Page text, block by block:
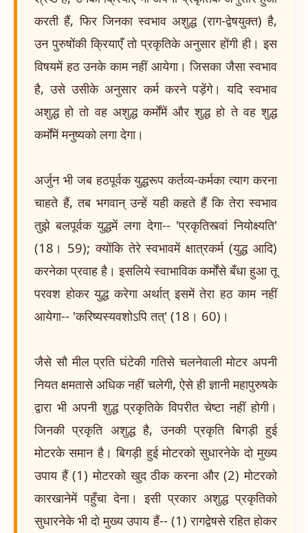
करती हैं, फिर जिनका स्वभाव अशुद्ध (राग-द्वेषयुक्त) है,
उन पुरुषोंकी क्रियाएँ तो प्रकृतिके अनुसार होंगी ही। इस
विषयमें हठ उनके काम नहीं आयेगा। जिसका जैसा स्वभाव
है, उसे उसीके अनुसार कर्म करने पड़ेंगे। यदि स्वभाव
अशुद्ध हो तो वह अशुद्ध कर्मोंमें और शुद्ध हो ते वह शुद्ध
कर्मोंमें मनुष्यको लगा देगा।
अर्जुन भी जब हठपूर्वक युद्धरूप कर्तव्य-कर्मका त्याग करना
चाहते हैं, तब भगवान् उन्हें यही कहते हैं कि तेरा स्वभाव
तुझे बलपूर्वक युद्धमें लगा देगा-- 'प्रकृतिस्त्वां नियोक्ष्यति'
(18। 59); क्योंकि तेरे स्वभावमें क्षात्रकर्म (युद्ध आदि)
करनेका प्रवाह है। इसलिये स्वाभाविक कर्मोंसे बँधा हुआ तू
परवश होकर युद्ध करेगा अर्थात् इसमें तेरा हठ काम नहीं
आयेगा-- 'करिष्यस्यवशोऽपि तत्' (18। 60)।
जैसे सौ मील प्रति घंटेकी गतिसे चलनेवाली मोटर अपनी
नियत क्षमतासे अधिक नहीं चलेगी, ऐसे ही ज्ञानी महापुरुषके
द्वारा भी अपनी शुद्ध प्रकृतिके विपरीत चेष्टा नहीं होगी।
जिनकी प्रकृति अशुद्ध है, उनकी प्रकृति बिगड़ी हुई
मोटरके समान है। बिगड़ी हुई मोटरको सुधारनेके दो मुख्य
उपाय हैं (1) मोटरको खुद ठीक करना और (2) मोटरको
कारखानेमें पहुँचा देना। इसी प्रकार अशुद्ध प्रकृतिको
सुधारनेके भी दो मुख्य उपाय हैं-- (1) रागद्वेषसे रहित होकर